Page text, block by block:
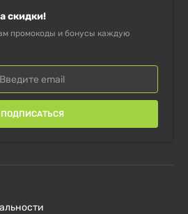
скидки!
промокоды и бонусы каждую
ПОДПИСАТЬСЯ